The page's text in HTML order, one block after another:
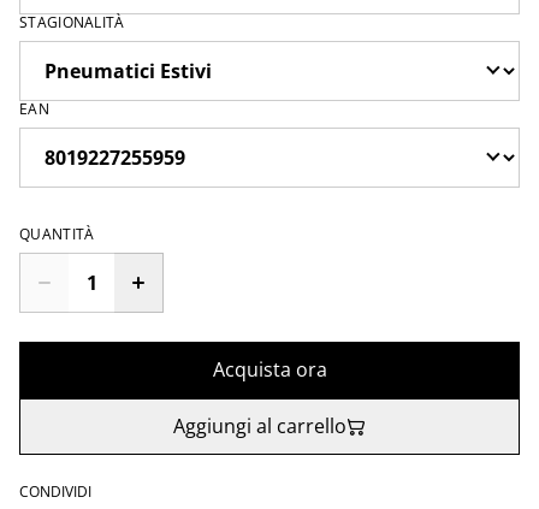
STAGIONALITÀ
EAN
QUANTITÀ
Acquista ora
Aggiungi al carrello
CONDIVIDI